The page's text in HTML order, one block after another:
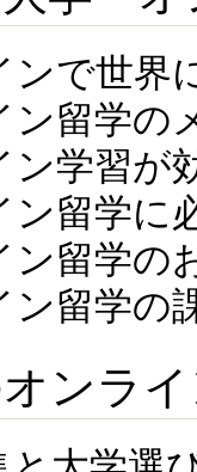
で世界
留学の
学習が
留学に
留学の
留学の
ンライ